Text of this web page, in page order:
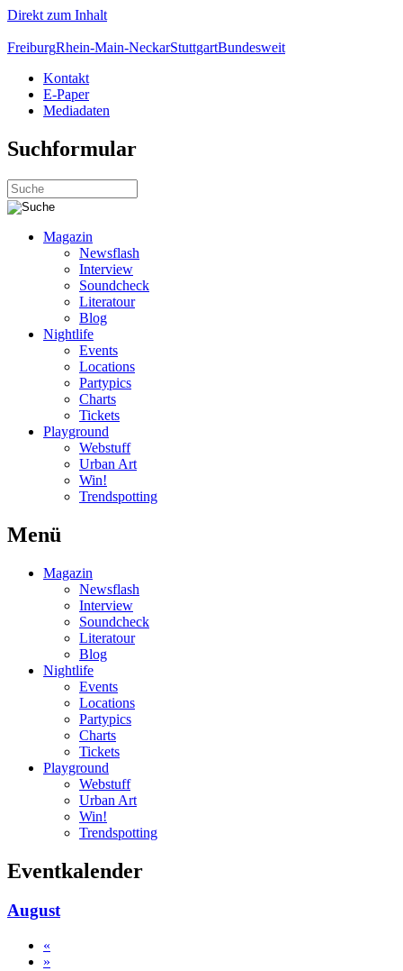
Direkt zum Inhalt
FreiburgRhein-Main-NeckarStuttgartBundesweit
Kontakt
E-Paper
Mediadaten
Suchformular
Magazin
Newsflash
Interview
Soundcheck
Literatour
Blog
Nightlife
Events
Locations
Partypics
Charts
Tickets
Playground
Webstuff
Urban Art
Win!
Trendspotting
Menü
Magazin
Newsflash
Interview
Soundcheck
Literatour
Blog
Nightlife
Events
Locations
Partypics
Charts
Tickets
Playground
Webstuff
Urban Art
Win!
Trendspotting
Eventkalender
August
«
»